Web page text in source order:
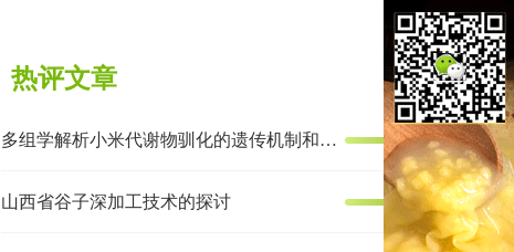
热评文章
多组学解析小米代谢物驯化的遗传机制和抗炎效果
山西省谷子深加工技术的探讨